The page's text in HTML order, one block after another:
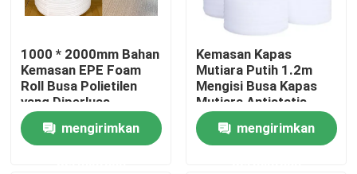
Rumah
Tentang kita
Kontak
1000 * 2000mm Bahan
Kemasan EPE Foam
Roll Busa Polietilen
yang Diperluas
mengirimkan
Kemasan Kapas
Mutiara Putih 1.2m
Mengisi Busa Kapas
Mutiara Antistatis
mengirimkan